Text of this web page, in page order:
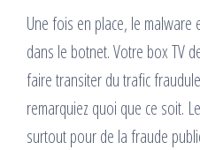
Une fois en place, le malware
dans le botnet. Votre box TV
faire transiter du trafic
remarquiez quoi que ce soit.
surtout pour de la fraude